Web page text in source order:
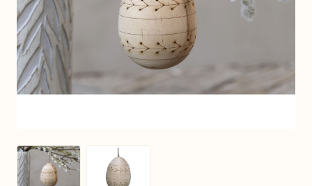
View larger imageView larger image